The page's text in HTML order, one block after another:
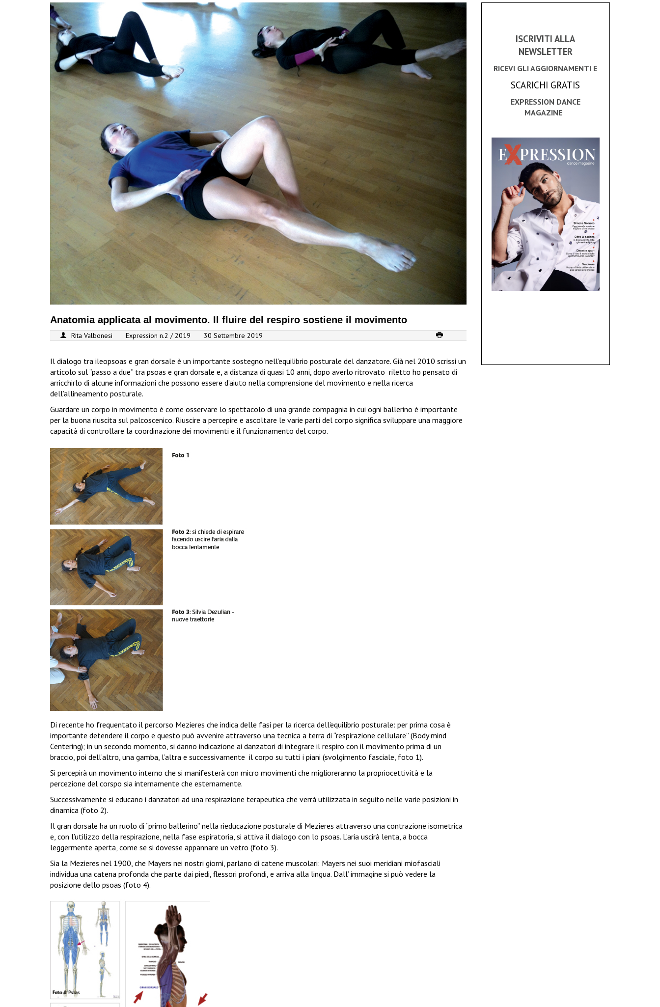
Anatomia applicata al movimento. Il fluire del respiro sostiene il movimento
Rita Valbonesi Expression n.2 / 2019 30 Settembre 2019
Il dialogo tra ileopsoas e gran dorsale è un importante sostegno nell’equilibrio posturale del danzatore. Già nel 2010 scrissi un
articolo sul “passo a due” tra psoas e gran dorsale e, a distanza di quasi 10 anni, dopo averlo ritrovato riletto ho pensato di
arricchirlo di alcune informazioni che possono essere d’aiuto nella comprensione del movimento e nella ricerca
dell’allineamento posturale.
Guardare un corpo in movimento è come osservare lo spettacolo di una grande compagnia in cui ogni ballerino è importante
per la buona riuscita sul palcoscenico. Riuscire a percepire e ascoltare le varie parti del corpo significa sviluppare una maggiore
capacità di controllare la coordinazione dei movimenti e il funzionamento del corpo.
Di recente ho frequentato il percorso Mezieres che indica delle fasi per la ricerca dell’equilibrio posturale: per prima cosa è
importante detendere il corpo e questo può avvenire attraverso una tecnica a terra di “respirazione cellulare” (Body mind
Centering); in un secondo momento, si danno indicazione ai danzatori di integrare il respiro con il movimento prima di un
braccio, poi dell’altro, una gamba, l’altra e successivamente il corpo su tutti i piani (svolgimento fasciale, foto 1).
Si percepirà un movimento interno che si manifesterà con micro movimenti che miglioreranno la propriocettività e la
percezione del corspo sia internamente che esternamente.
Successivamente si educano i danzatori ad una respirazione terapeutica che verrà utilizzata in seguito nelle varie posizioni in
dinamica (foto 2).
Il gran dorsale ha un ruolo di “primo ballerino” nella rieducazione posturale di Mezieres attraverso una contrazione isometrica
e, con l’utilizzo della respirazione, nella fase espiratoria, si attiva il dialogo con lo psoas. L’aria uscirà lenta, a bocca
leggermente aperta, come se si dovesse appannare un vetro (foto 3).
Sia la Mezieres nel 1900, che Mayers nei nostri giorni, parlano di catene muscolari: Mayers nei suoi meridiani miofasciali
individua una catena profonda che parte dai piedi, flessori profondi, e arriva alla lingua. Dall’ immagine si può vedere la
posizione dello psoas (foto 4).
ISCRIVITI ALLA
NEWSLETTER
RICEVI GLI AGGIORNAMENTI E
SCARICHI GRATIS
EXPRESSION DANCE
MAGAZINE